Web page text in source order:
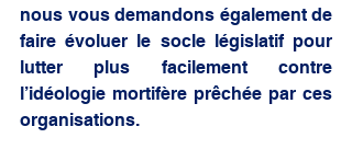
nous vous demandons également de
faire évoluer le socle législatif pour
lutter plus facilement contre
l’idéologie mortifère prêchée par ces
organisations.